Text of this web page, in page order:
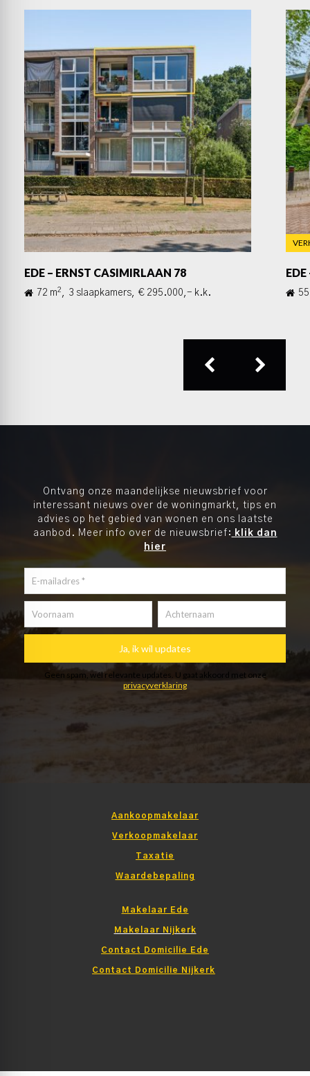
EDE – ERNST CASIMIRLAAN 78
72 m2 , 3 slaapkamers, € 295.000,- k.k.
Ontvang onze maandelijkse nieuwsbrief voor
interessant nieuws over de woningmarkt, tips en
advies op het gebied van wonen en ons laatste
aanbod. Meer info over de nieuwsbrief: klik dan
hier
Aankoopmakelaar
Verkoopmakelaar
Taxatie
Waardebepaling
Makelaar Ede
Makelaar Nijkerk
Contact Domicilie Ede
Contact Domicilie Nijkerk